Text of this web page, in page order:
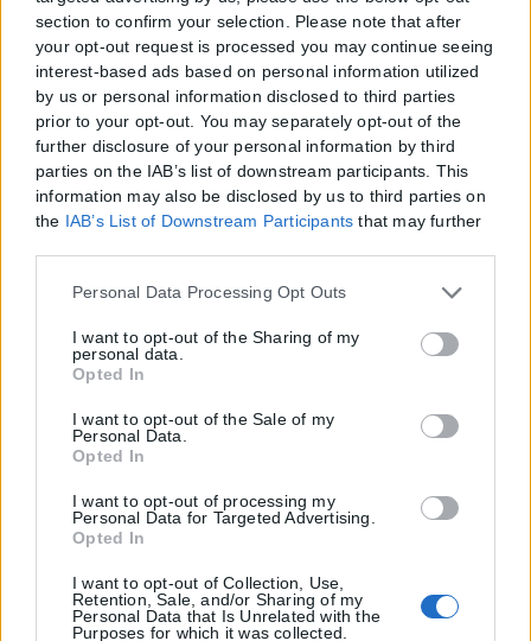
section to confirm your selection. Please note that after
your opt-out request is processed you may continue seeing
interest-based ads based on personal information utilized
by us or personal information disclosed to third parties
prior to your opt-out. You may separately opt-out of the
further disclosure of your personal information by third
parties on the IAB’s list of downstream participants. This
information may also be disclosed by us to third parties on
the IAB’s List of Downstream Participants that may further
Please note that this website/app uses one or more Google
but not limited to your visit or usage behaviour. You may
click to grant or deny consent to Google and its third-party
tags to use your data for below specified purposes in below
Google consent section.
Personal Data Processing Opt Outs
I want to opt-out of the Sharing of my
personal data.
Opted In
I want to opt-out of the Sale of my
Personal Data.
Opted In
I want to opt-out of processing my
Personal Data for Targeted Advertising.
Opted In
I want to opt-out of Collection, Use,
Retention, Sale, and/or Sharing of my
Personal Data that Is Unrelated with the
Purposes for which it was collected.